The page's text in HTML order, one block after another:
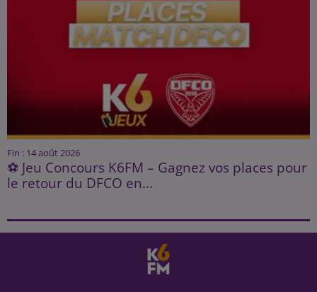
Fin : 14 août 2026
⚽ Jeu Concours K6FM – Gagnez vos places pour
le retour du DFCO en...